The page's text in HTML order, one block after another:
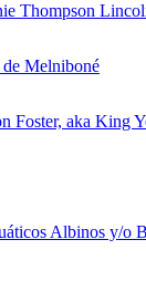
Thompson
Melniboné
Foster, aka King
Albinos y/o